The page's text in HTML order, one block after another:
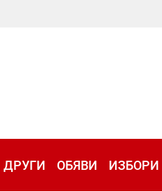
ДРУГИ ОБЯВИ ИЗБОРИ